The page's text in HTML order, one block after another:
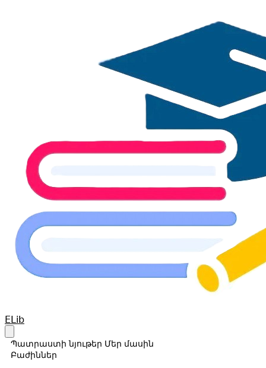
Your Company
ELib
Պատրաստի նյութեր Մեր մասին
Բաժիններ